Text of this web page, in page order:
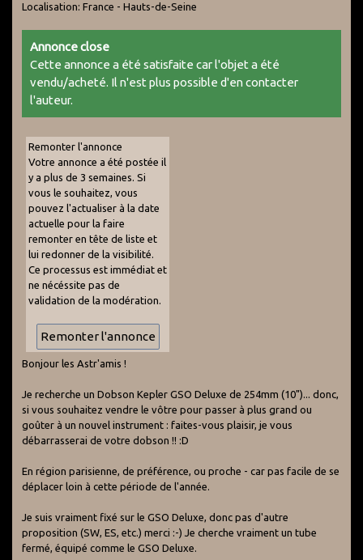
Localisation: France - Hauts-de-Seine
Annonce close
Cette annonce a été satisfaite car l'objet a été
vendu/acheté. Il n'est plus possible d'en contacter
l'auteur.
Remonter l'annonce
Votre annonce a été postée il
y a plus de 3 semaines. Si
vous le souhaitez, vous
pouvez l'actualiser à la date
actuelle pour la faire
remonter en tête de liste et
lui redonner de la visibilité.
Ce processus est immédiat et
ne nécéssite pas de
validation de la modération.
Bonjour les Astr'amis !
Je recherche un Dobson Kepler GSO Deluxe de 254mm (10")... donc,
si vous souhaitez vendre le vôtre pour passer à plus grand ou
goûter à un nouvel instrument : faites-vous plaisir, je vous
débarrasserai de votre dobson !! :D
En région parisienne, de préférence, ou proche - car pas facile de se
déplacer loin à cette période de l'année.
Je suis vraiment fixé sur le GSO Deluxe, donc pas d'autre
proposition (SW, ES, etc.) merci :-) Je cherche vraiment un tube
fermé, équipé comme le GSO Deluxe.